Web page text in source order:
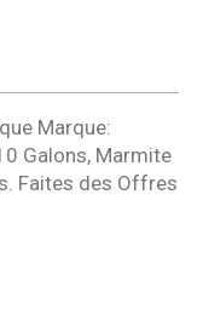
Marque:
Galons, Marmite
Faites des Offres